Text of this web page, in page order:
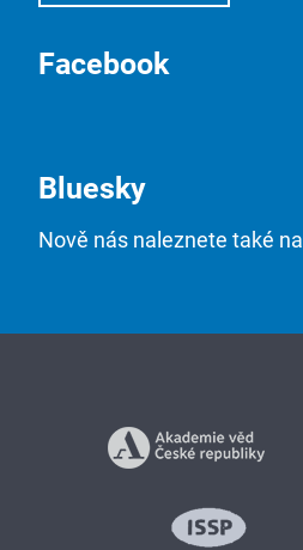
Facebook
Bluesky
Nově nás naleznete také na